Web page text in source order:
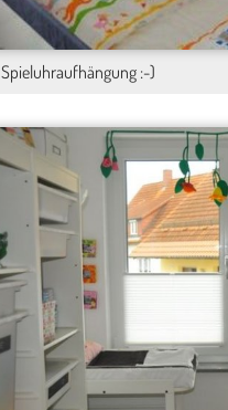
Spieluhraufhängung :-)